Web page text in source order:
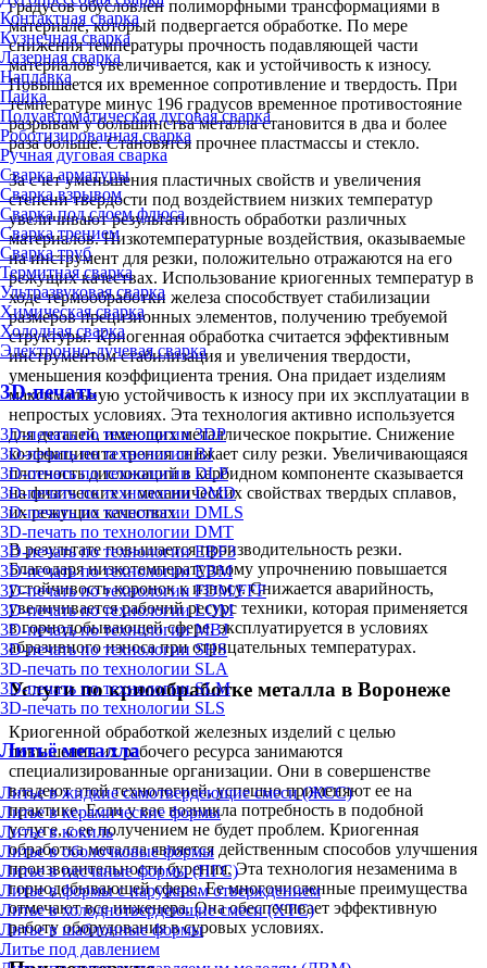
Контактная сварка
Кузнечная сварка
Лазерная сварка
Наплавка
Пайка
Полуавтоматическая дуговая сварка
Роботизированная сварка
Ручная дуговая сварка
Сварка арматуры
Сварка взрывом
Сварка под слоем флюса
Сварка трением
Сварка труб
Термитная сварка
Ультразвуковая сварка
Химическая сварка
Холодная сварка
Электронно-лучевая сварка
3D-печать
3D-печать по технологии 3DP
3D-печать по технологии BJ
3D-печать по технологии DLP
3D-печать по технологии DMD
3D-печать по технологии DMLS
3D-печать по технологии DMT
3D-печать по технологии EBF3
3D-печать по технологии EBM
3D-печать по технологии FDM/FFF
3D-печать по технологии LOM
3D-печать по технологии MBJ
3D-печать по технологии SHS
3D-печать по технологии SLA
3D-печать по технологии SLM
3D-печать по технологии SLS
Литьё металла
Литье в жидкие самотвердеющие смеси (ЖСС)
Литье в керамические формы
Литье в кокиль
Литье в оболочковые формы
Литье в песчаные формы (ПГС)
Литье в формы с наружным отверждением
Литье в холоднотвердеющие смеси (ХТС)
Литье в шаблонные формы
Литье под давлением
градусов обусловлен полиморфными трансформациями в
материале, который подвергается обработке. По мере
снижения температуры прочность подавляющей части
материалов увеличивается, как и устойчивость к износу.
Повышается их временное сопротивление и твердость. При
температуре минус 196 градусов временное противостояние
разрывам у большинства металла становится в два и более
раза больше. Становятся прочнее пластмассы и стекло.
За счет уменьшения пластичных свойств и увеличения
степени твердости под воздействием низких температур
увеличивают результативность обработки различных
материалов. Низкотемпературные воздействия, оказываемые
на инструмент для резки, положительно отражаются на его
режущих качествах. Использование криогенных температур в
ходе термообработки железа способствует стабилизации
размеров прецизионных элементов, получению требуемой
структуры. Криогенная обработка считается эффективным
инструментом стабилизация и увеличения твердости,
уменьшения коэффициента трения. Она придает изделиям
максимальную устойчивость к износу при их эксплуатации в
непростых условиях. Эта технология активно используется
для деталей, имеющих металлическое покрытие. Снижение
коэффициента трения снижает силу резки. Увеличивающаяся
плотность дислокаций в карбидном компоненте сказывается
на физических и механических свойствах твердых сплавов,
их режущих качествах.
В результате повышается производительность резки.
Благодаря низкотемпературному упрочнению повышается
устойчивость коронок к износу. Снижается аварийность,
увеличивается рабочий ресурс техники, которая применяется
в горнодобывающей сфере, эксплуатируется в условиях
абразивного износа при отрицательных температурах.
Услуги по криообработке металла в Воронеже
Криогенной обработкой железных изделий с целью
повышения их рабочего ресурса занимаются
специализированные организации. Они в совершенстве
владеют этой технологией, успешно применяют ее на
практике. Если у вас возникла потребность в подобной
услуге, с ее получением не будет проблем. Криогенная
обработка металла является действенным способов улучшения
производительности бурения. Эта технология незаменима в
горнодобывающей сфере. Ее многочисленные преимущества
отмечают все инженера. Она обеспечивает эффективную
работу оборудования в суровых условиях.